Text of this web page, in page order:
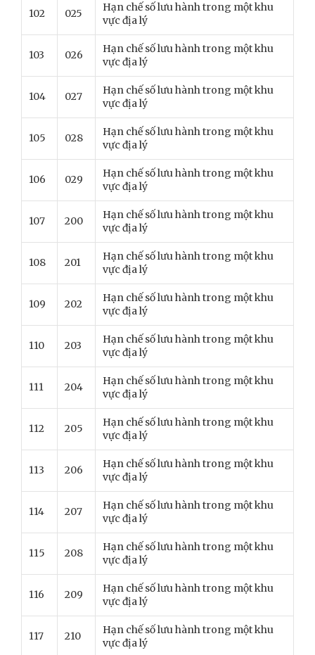
102 025
Hạn chế số lưu hành trong một khu
vực địa lý
103 026
Hạn chế số lưu hành trong một khu
vực địa lý
104 027
Hạn chế số lưu hành trong một khu
vực địa lý
105 028
Hạn chế số lưu hành trong một khu
vực địa lý
106 029
Hạn chế số lưu hành trong một khu
vực địa lý
107 200
Hạn chế số lưu hành trong một khu
vực địa lý
108 201
Hạn chế số lưu hành trong một khu
vực địa lý
109 202
Hạn chế số lưu hành trong một khu
vực địa lý
110 203
Hạn chế số lưu hành trong một khu
vực địa lý
111 204
Hạn chế số lưu hành trong một khu
vực địa lý
112 205
Hạn chế số lưu hành trong một khu
vực địa lý
113 206
Hạn chế số lưu hành trong một khu
vực địa lý
114 207
Hạn chế số lưu hành trong một khu
vực địa lý
115 208
Hạn chế số lưu hành trong một khu
vực địa lý
116 209
Hạn chế số lưu hành trong một khu
vực địa lý
117 210
Hạn chế số lưu hành trong một khu
vực địa lý